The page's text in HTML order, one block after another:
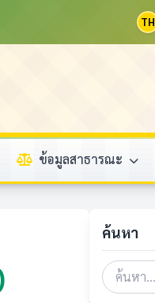
TH
ข้อมูลสาธารณะ
ค้นหา